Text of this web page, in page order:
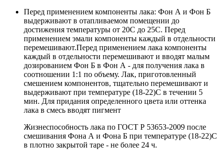
Перед применением компоненты лака: Фон А и Фон Б
выдерживают в отапливаемом помещении до
достижения температуры от 20С до 25С. Перед
применением эмали компоненты каждый в отдельности
перемешивают.Перед применением лака компоненты
каждый в отдельности перемешивают и вводят малым
дозированием Фон Б в Фон А - для получения лака в
соотношении 1:1 по объему. Лак, приготовленный
смешением компонентов, тщательно перемешивают и
выдерживают при температуре (18-22)С в течении 5
мин. Для придания определенного цвета или оттенка
лака в смесь вводят пигмент
Жизнеспособность лака по ГОСТ Р 53653-2009 после
смешивания Фона А и Фона Б при температуре (18-22)С
в плотно закрытой таре - не более 24 ч.